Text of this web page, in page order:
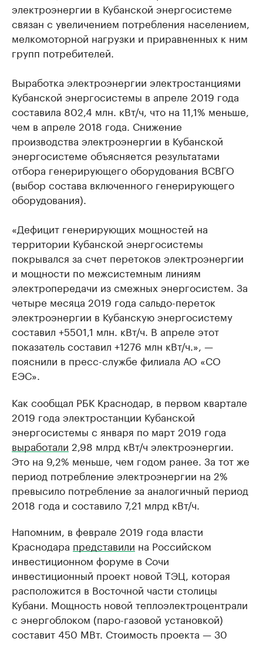
электроэнергии в Кубанской энергосистеме
связан с увеличением потребления населением,
мелкомоторной нагрузки и приравненных к ним
групп потребителей.
Выработка электроэнергии электростанциями
Кубанской энергосистемы в апреле 2019 года
составила 802,4 млн. кВт/ч, что на 11,1% меньше,
чем в апреле 2018 года. Снижение
производства электроэнергии в Кубанской
энергосистеме объясняется результатами
отбора генерирующего оборудования ВСВГО
(выбор состава включенного генерирующего
оборудования).
«Дефицит генерирующих мощностей на
территории Кубанской энергосистемы
покрывался за счет перетоков электроэнергии
и мощности по межсистемным линиям
электропередачи из смежных энергосистем. За
четыре месяца 2019 года сальдо-переток
электроэнергии в Кубанскую энергосистему
составил +5501,1 млн. кВт/ч. В апреле этот
показатель составил +1276 млн кВт/ч.», —
пояснили в пресс-службе филиала АО «СО
ЕЭС».
Как сообщал РБК Краснодар, в первом квартале
2019 года электростанции Кубанской
энергосистемы с января по март 2019 года
выработали 2,98 млрд кВт/ч электроэнергии.
Это на 9,2% меньше, чем годом ранее. За тот же
период потребление электроэнергии на 2%
превысило потребление за аналогичный период
2018 года и составило 7,21 млрд кВт/ч.
Напомним, в феврале 2019 года власти
Краснодара представили на Российском
инвестиционном форуме в Сочи
инвестиционный проект новой ТЭЦ, которая
расположится в Восточной части столицы
Кубани. Мощность новой теплоэлектроцентрали
с энергоблоком (паро-газовой установкой)
составит 450 МВт. Стоимость проекта — 30